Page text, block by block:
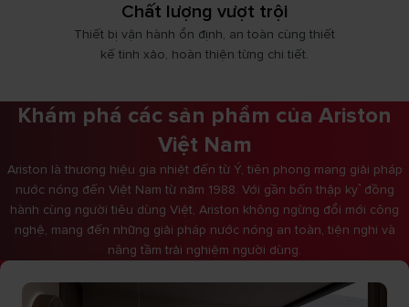
Chất lượng vượt trội
Thiết bị vận hành ổn định, an toàn cùng thiết
kế tinh xảo, hoàn thiện từng chi tiết.
Khám phá các sản phẩm của Ariston​
Việt Nam
Ariston là thương hiệu gia nhiệt đến từ Ý, tiên phong mang giải pháp
nước nóng đến Việt Nam từ năm 1988. Với gần bốn thập kỷ đồng
hành cùng người tiêu dùng Việt, Ariston không ngừng đổi mới công
nghệ, mang đến những giải pháp nước nóng an toàn, tiện nghi và
nâng tầm trải nghiệm người dùng.